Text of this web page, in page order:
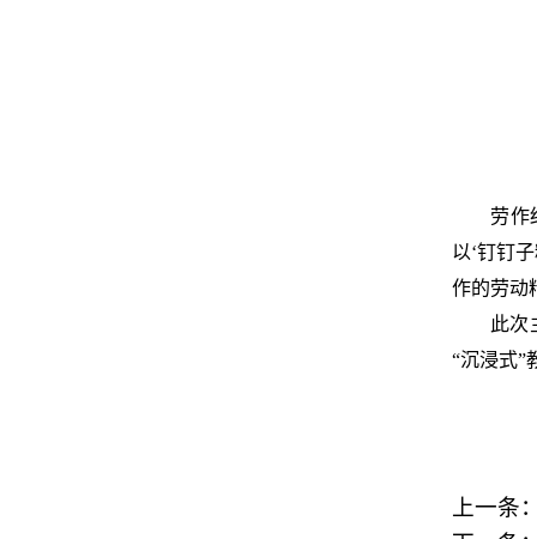
劳作
以‘钉钉
作的劳动
此次
“沉浸式”
上一条